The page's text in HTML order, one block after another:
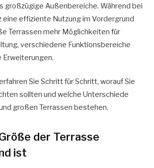
großzügige Außenbereiche. Während bei
effiziente Nutzung im Vordergrund
Terrassen mehr Möglichkeiten für
verschiedene Funktionsbereiche
Erweiterungen.
Sie Schritt für Schritt, worauf Sie
sollten und welche Unterschiede
großen Terrassen bestehen.
der Terrasse
ist